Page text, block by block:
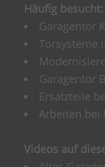
Häufig besucht:
Garagentor
Torsysteme
Garagentor
Ersatzteile
Arbeiten bei
Videos auf